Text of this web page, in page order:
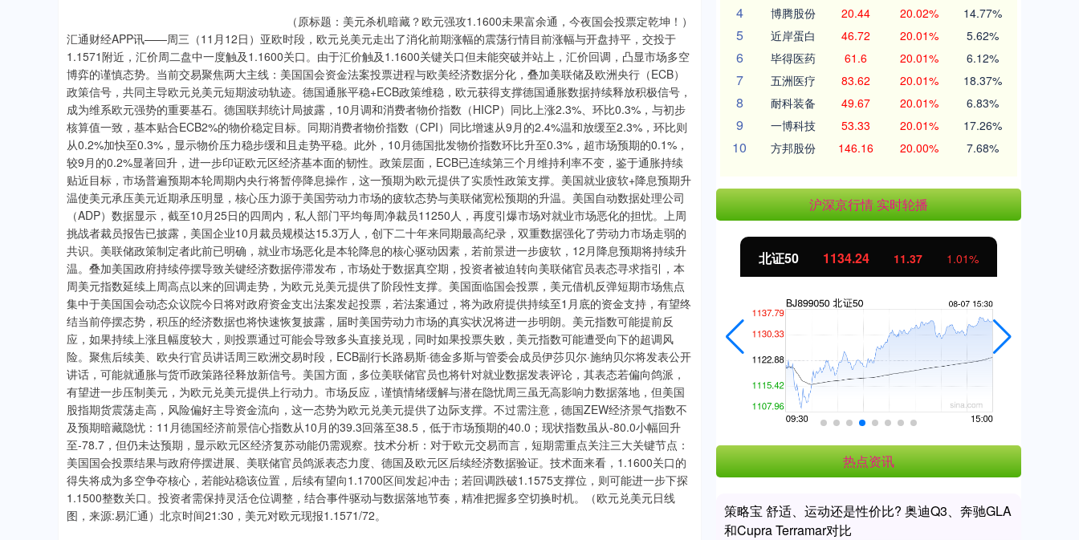
（原标题：美元杀机暗藏？欧元强攻1.1600未果富余通，今夜国会投票定乾坤！）
汇通财经APP讯——周三（11月12日）亚欧时段，欧元兑美元走出了消化前期涨幅的震荡行情目前涨幅与开盘持平，交投于
1.1571附近，汇价周二盘中一度触及1.1600关口。由于汇价触及1.1600关键关口但未能突破并站上，汇价回调，凸显市场多空
博弈的谨慎态势。当前交易聚焦两大主线：美国国会资金法案投票进程与欧美经济数据分化，叠加美联储及欧洲央行（ECB）
政策信号，共同主导欧元兑美元短期波动轨迹。德国通胀平稳+ECB政策维稳，欧元获得支撑德国通胀数据持续释放积极信号，
成为维系欧元强势的重要基石。德国联邦统计局披露，10月调和消费者物价指数（HICP）同比上涨2.3%、环比0.3%，与初步
核算值一致，基本贴合ECB2%的物价稳定目标。同期消费者物价指数（CPI）同比增速从9月的2.4%温和放缓至2.3%，环比则
从0.2%加快至0.3%，显示物价压力稳步缓和且走势平稳。此外，10月德国批发物价指数环比升至0.3%，超市场预期的0.1%，
较9月的0.2%显著回升，进一步印证欧元区经济基本面的韧性。政策层面，ECB已连续第三个月维持利率不变，鉴于通胀持续
贴近目标，市场普遍预期本轮周期内央行将暂停降息操作，这一预期为欧元提供了实质性政策支撑。美国就业疲软+降息预期升
温使美元承压美元近期承压明显，核心压力源于美国劳动力市场的疲软态势与美联储宽松预期的升温。美国自动数据处理公司
（ADP）数据显示，截至10月25日的四周内，私人部门平均每周净裁员11250人，再度引爆市场对就业市场恶化的担忧。上周
挑战者裁员报告已披露，美国企业10月裁员规模达15.3万人，创下二十年来同期最高纪录，双重数据强化了劳动力市场走弱的
共识。美联储政策制定者此前已明确，就业市场恶化是本轮降息的核心驱动因素，若前景进一步疲软，12月降息预期将持续升
温。叠加美国政府持续停摆导致关键经济数据停滞发布，市场处于数据真空期，投资者被迫转向美联储官员表态寻求指引，本
周美元指数延续上周高点以来的回调走势，为欧元兑美元提供了阶段性支撑。美国面临国会投票，美元借机反弹短期市场焦点
集中于美国国会动态众议院今日将对政府资金支出法案发起投票，若法案通过，将为政府提供持续至1月底的资金支持，有望终
结当前停摆态势，积压的经济数据也将快速恢复披露，届时美国劳动力市场的真实状况将进一步明朗。美元指数可能提前反
应，如果持续上涨且幅度较大，则投票通过可能会导致多头直接兑现，同时如果投票失败，美元指数可能遭受向下的超调风
险。聚焦后续美、欧央行官员讲话周三欧洲交易时段，ECB副行长路易斯·德金多斯与管委会成员伊莎贝尔·施纳贝尔将发表公开
讲话，可能就通胀与货币政策路径释放新信号。美国方面，多位美联储官员也将针对就业数据发表评论，其表态若偏向鸽派，
有望进一步压制美元，为欧元兑美元提供上行动力。市场反应，谨慎情绪缓解与潜在隐忧周三虽无高影响力数据落地，但美国
股指期货震荡走高，风险偏好主导资金流向，这一态势为欧元兑美元提供了边际支撑。不过需注意，德国ZEW经济景气指数不
及预期暗藏隐忧：11月德国经济前景信心指数从10月的39.3回落至38.5，低于市场预期的40.0；现状指数虽从-80.0小幅回升
至-78.7，但仍未达预期，显示欧元区经济复苏动能仍需观察。技术分析：对于欧元交易而言，短期需重点关注三大关键节点：
美国国会投票结果与政府停摆进展、美联储官员鸽派表态力度、德国及欧元区后续经济数据验证。技术面来看，1.1600关口的
得失将成为多空争夺核心，若能站稳该位置，后续有望向1.1700区间发起冲击；若回调跌破1.1575支撑位，则可能进一步下探
1.1500整数关口。投资者需保持灵活仓位调整，结合事件驱动与数据落地节奏，精准把握多空切换时机。（欧元兑美元日线
图，来源:易汇通）北京时间21:30，美元对欧元现报1.1571/72。
4 博腾股份 20.44 20.02% 14.77%
5 近岸蛋白 46.72 20.01% 5.62%
6 毕得医药 61.6 20.01% 6.12%
7 五洲医疗 83.62 20.01% 18.37%
8 耐科装备 49.67 20.01% 6.83%
9 一博科技 53.33 20.01% 17.26%
10 方邦股份 146.16 20.00% 7.68%
沪深京行情 实时轮播
1.02% 深证成指 14311.01 200.89 1.42% 沪深300 4694.44 43.13 0.93% 北证50 1134.24 11.37 1.01%
热点资讯
策略宝 舒适、运动还是性价比? 奥迪Q3、奔驰GLA
和Cupra Terramar对比